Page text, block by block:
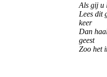
Als gij u
Lees dit
keer
Dan
geest
Zoo het